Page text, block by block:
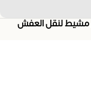
لنقل العفش